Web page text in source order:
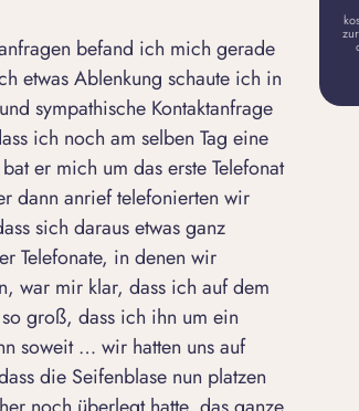
befand ich mich gerade
etwas Ablenkung schaute ich in
sympathische Kontaktanfrage
ich noch am selben Tag eine
er mich um das erste Telefonat
dann anrief telefonierten wir
sich daraus etwas ganz
Telefonate, in denen wir
war mir klar, dass ich auf dem
groß, dass ich ihn um ein
soweit … wir hatten uns auf
die Seifenblase nun platzen